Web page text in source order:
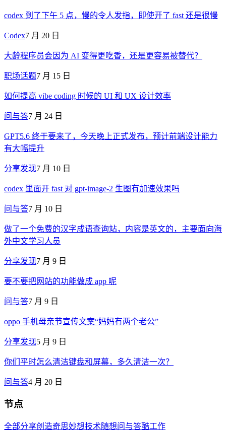
codex 到了下午 5 点，慢的令人发指，即使开了 fast 还是很慢
Codex7 月 20 日
大龄程序员会因为 AI 变得更吃香，还是更容易被替代？
职场话题7 月 15 日
如何提高 vibe coding 时候的 UI 和 UX 设计效率
问与答7 月 24 日
GPT5.6 终于要来了，今天晚上正式发布，预计前端设计能力
有大幅提升
分享发现7 月 10 日
codex 里面开 fast 对 gpt-image-2 生图有加速效果吗
问与答7 月 10 日
做了一个免费的汉字成语查询站，内容是英文的，主要面向海
外中文学习人员
分享发现7 月 9 日
要不要把网站的功能做成 app 呢
问与答7 月 9 日
oppo 手机母亲节宣传文案“妈妈有两个老公”
分享发现5 月 9 日
你们平时怎么清洁键盘和屏幕，多久清洁一次？
问与答4 月 20 日
节点
全部分享创造奇思妙想技术随想问与答酷工作